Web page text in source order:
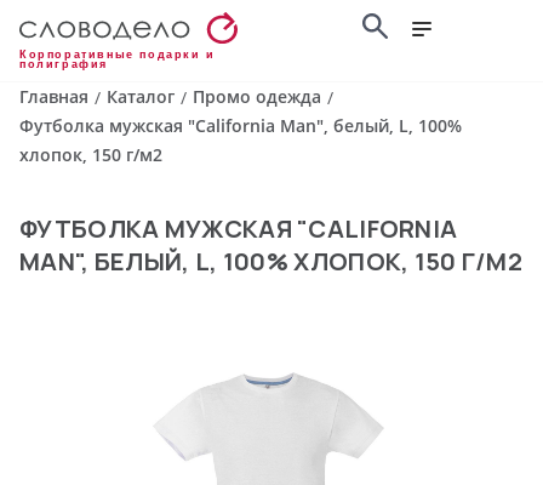
Корпоративные подарки и
полиграфия
Главная / Каталог / Промо одежда /
Футболка мужская "California Man", белый, L, 100%
хлопок, 150 г/м2
ФУТБОЛКА МУЖСКАЯ "CALIFORNIA
MAN", БЕЛЫЙ, L, 100% ХЛОПОК, 150 Г/М2